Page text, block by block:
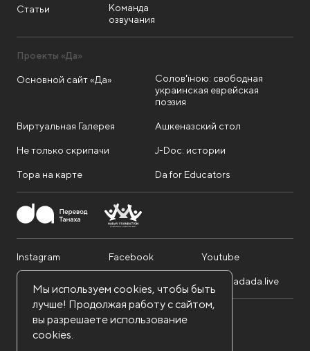
Статьи
Команда
озвучания
Проекты «Да»
Основной сайт «Да»
Солов'їною: свободная
украинская еврейская
поэзия
Виртуальная Галерея Ашкеназский стол
Не только скрипачи J-Doc: истории
Тора на карте Da for Educators
Instagram Facebook Youtube
info@dadada.live
Nadav Foundation. Все права защищены.
Политика конфиденциальности
Мы используем cookies, чтобы быть
лучше! Продолжая работу с сайтом,
вы разрешаете использование
cookies.